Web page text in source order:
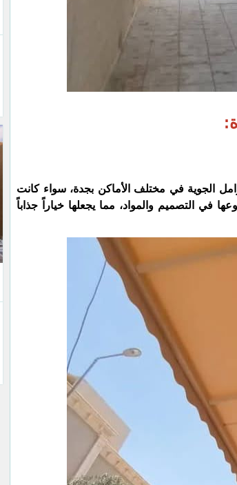
الجوية في مختلف الأماكن بجدة، سواء كانت
في التصميم والمواد، مما يجعلها خياراً جذاباً